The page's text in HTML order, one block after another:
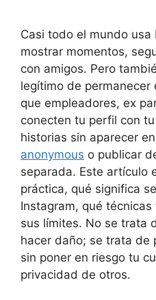
Casi todo el mundo usa
mostrar momentos,
con amigos. Pero
legítimo de
que empleadores, ex
conecten tu perfil con
historias sin aparecer
anonymous o publicar
separada. Este artículo
práctica, qué significa
Instagram, qué
sus límites. No se trata
hacer daño; se trata de
sin poner en riesgo tu
privacidad de otros.